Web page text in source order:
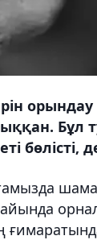
орындау
Бұл
бөлісті,